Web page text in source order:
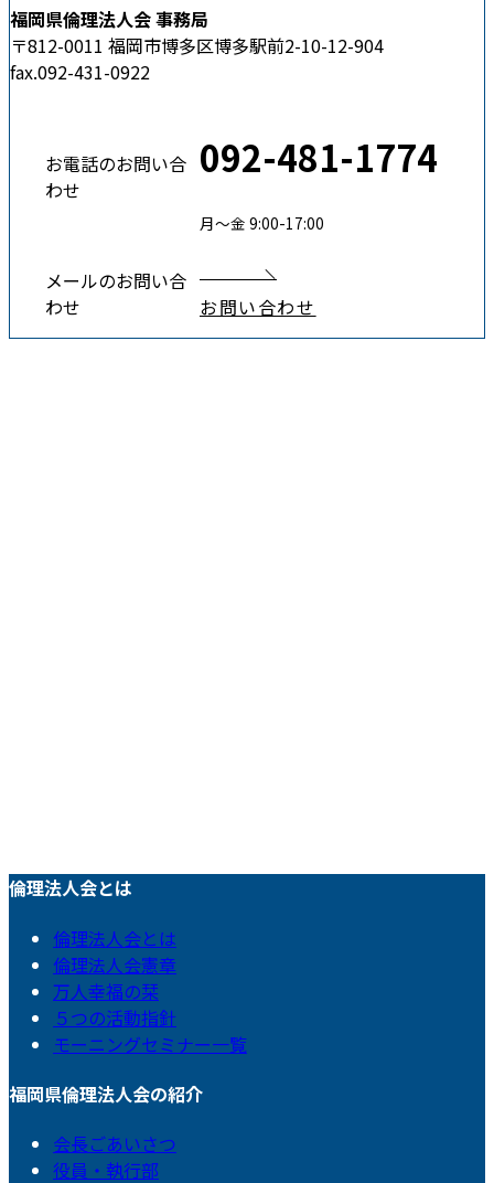
福岡県倫理法人会 事務局
〒812-0011 福岡市博多区博多駅前2-10-12-904
fax.092-431-0922
お電話のお問い合
わせ
092-481-1774
月〜金 9:00-17:00
メールのお問い合
わせ
お問い合わせ
倫理法人会とは
倫理法人会とは
倫理法人会憲章
万人幸福の栞
５つの活動指針
モーニングセミナー一覧
福岡県倫理法人会の紹介
会長ごあいさつ
役員・執行部